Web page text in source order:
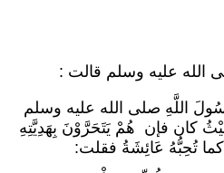
عليه وسلم قالت :
اللَّهِ صلى الله عليه وسلم
كان فإن هُمْ يَتَحَرَّوْنَ بِهَدِيَّتِهِ
تُحِبُّهُ عَائِشَةُ فقلت: